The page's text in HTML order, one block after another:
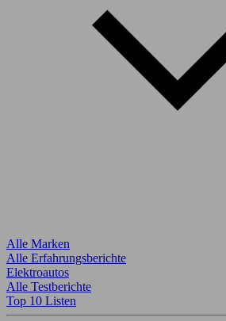
Alle Marken
Alle Erfahrungsberichte
Elektroautos
Alle Testberichte
Top 10 Listen